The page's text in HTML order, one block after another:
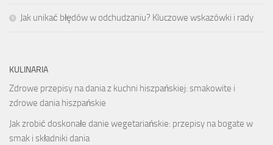
Jak unikać błędów w odchudzaniu? Kluczowe wskazówki i rady
KULINARIA
Zdrowe przepisy na dania z kuchni hiszpańskiej: smakowite i
zdrowe dania hiszpańskie
Jak zrobić doskonałe danie wegetariańskie: przepisy na bogate w
smak i składniki dania